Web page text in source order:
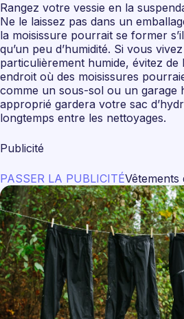
Rangez votre vessie en la
Ne le laissez pas dans un
la moisissure pourrait se former
qu’un peu d’humidité. Si vous
particulièrement humide, évitez
endroit où des moisissures
comme un sous-sol ou un garage
approprié gardera votre sac
longtemps entre les nettoyages.
Publicité
PASSER LA PUBLICITÉVêtements